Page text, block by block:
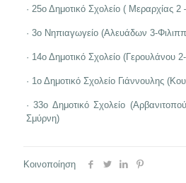
· 25ο Δημοτικό Σχολείο ( Μεραρχίας
· 3ο Νηπιαγωγείο (Αλευάδων 3-
· 14ο Δημοτικό Σχολείο (Γερουλάνου
· 1ο Δημοτικό Σχολείο Γιάννουλης
· 33ο Δημοτικό Σχολείο
Σμύρνη)
Κοινοποίηση